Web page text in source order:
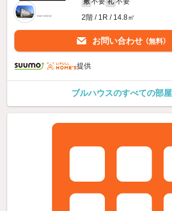
2階 / 1R / 14.8㎡
お問い合わせ （無料）
提供
ブルハウスのすべての部